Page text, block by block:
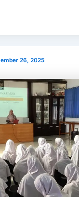
26, 2025